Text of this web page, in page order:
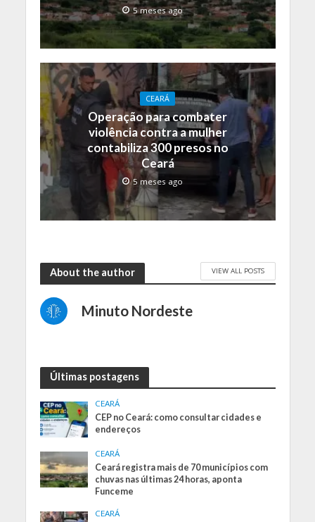
5 meses ago
CEARÁ
Operação para combater
violência contra a mulher
contabiliza 300 presos no
Ceará
5 meses ago
About the author VIEW ALL POSTS
Minuto Nordeste
Últimas postagens
CEARÁ
CEP no Ceará: como consultar cidades e
endereços
CEARÁ
Ceará registra mais de 70 municípios com
chuvas nas últimas 24 horas, aponta
Funceme
CEARÁ